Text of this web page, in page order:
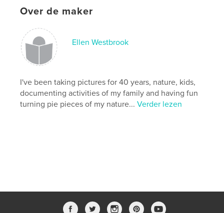
Over de maker
Ellen Westbrook
I've been taking pictures for 40 years, nature, kids,
documenting activities of my family and having fun
turning pie pieces of my nature...Verder lezen